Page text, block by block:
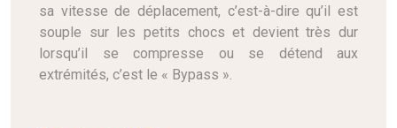
sa vitesse de déplacement, c’est-à-dire qu’il est
souple sur les petits chocs et devient très dur
lorsqu’il se compresse ou se détend aux
extrémités, c’est le « Bypass ».